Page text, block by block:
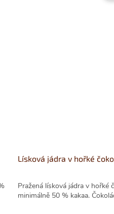
Lísková jádra v hořké
Pražená lísková jádra v hořké
minimálně 50 % kakaa.